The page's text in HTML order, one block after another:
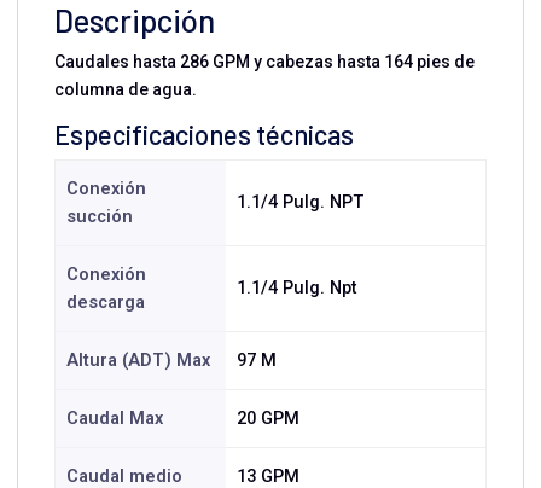
Descripción
Caudales hasta 286 GPM y cabezas hasta 164 pies de
columna de agua.
Especificaciones técnicas
Conexión
succión
1.1/4 Pulg. NPT
Conexión
descarga
1.1/4 Pulg. Npt
Altura (ADT) Max 97 M
Caudal Max 20 GPM
Caudal medio 13 GPM